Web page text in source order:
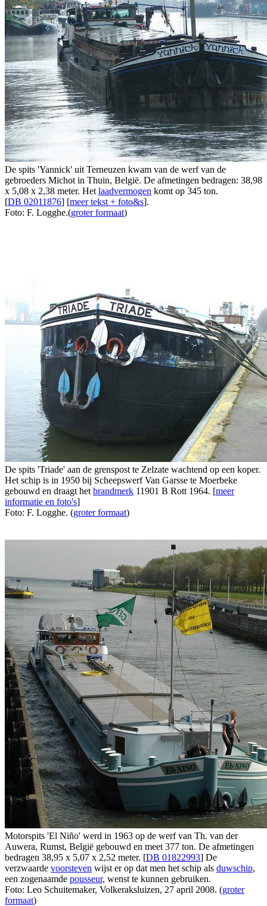
De spits 'Yannick' uit Terneuzen kwam van de werf van de
gebroeders Michot in Thuin, België. De afmetingen bedragen: 38,98
x 5,08 x 2,38 meter. Het laadvermogen komt op 345 ton.
[DB 02011876] [meer tekst + foto&s].
Foto: F. Logghe.(groter formaat)
De spits 'Triade' aan de grenspost te Zelzate wachtend op een koper.
Het schip is in 1950 bij Scheepswerf Van Garsse te Moerbeke
gebouwd en draagt het brandmerk 11901 B Rott 1964. [meer
informatie en foto's]
Foto: F. Logghe. (groter formaat)
Motorspits 'El Niño' werd in 1963 op de werf van Th. van der
Auwera, Rumst, België gebouwd en meet 377 ton. De afmetingen
bedragen 38,95 x 5,07 x 2,52 meter. [DB 01822993] De
verzwaarde voorsteven wijst er op dat men het schip als duwschip,
een zogenaamde pousseur, wenst te kunnen gebruiken.
Foto: Leo Schuitemaker, Volkeraksluizen, 27 april 2008. (groter
formaat)